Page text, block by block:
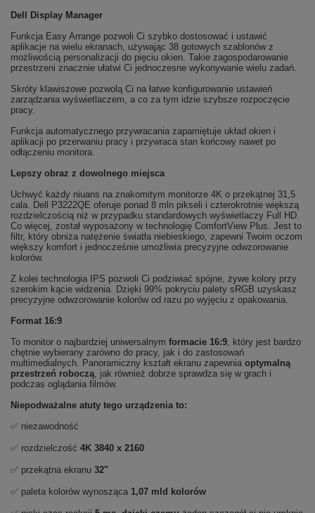
Dell Display Manager
Funkcja Easy Arrange pozwoli Ci szybko dostosować i ustawić
aplikacje na wielu ekranach, używając 38 gotowych szablonów z
możliwością personalizacji do pięciu okien. Takie zagospodarowanie
przestrzeni znacznie ułatwi Ci jednoczesne wykonywanie wielu zadań.
Skróty klawiszowe pozwolą Ci na łatwe konfigurowanie ustawień
zarządzania wyświetlaczem, a co za tym idzie szybsze rozpoczęcie
pracy.
Funkcja automatycznego przywracania zapamiętuje układ okien i
aplikacji po przerwaniu pracy i przywraca stan końcowy nawet po
odłączeniu monitora.
Lepszy obraz z dowolnego miejsca
Uchwyć każdy niuans na znakomitym monitorze 4K o przekątnej 31,5
cala. Dell P3222QE oferuje ponad 8 mln pikseli i czterokrotnie większą
rozdzielczością niż w przypadku standardowych wyświetlaczy Full HD.
Co więcej, został wyposażony w technologię ComfortView Plus. Jest to
filtr, który obniża natężenie światła niebieskiego, zapewni Twoim oczom
większy komfort i jednocześnie umożliwia precyzyjne odwzorowanie
kolorów.
Z kolei technologia IPS pozwoli Ci podziwiać spójne, żywe kolory przy
szerokim kącie widzenia. Dzięki 99% pokryciu palety sRGB uzyskasz
precyzyjne odwzorowanie kolorów od razu po wyjęciu z opakowania.
Format 16:9
To monitor o najbardziej uniwersalnym formacie 16:9, który jest bardzo
chętnie wybierany zarówno do pracy, jak i do zastosowań
multimedialnych. Panoramiczny kształt ekranu zapewnia optymalną
przestrzeń roboczą, jak również dobrze sprawdza się w grach i
podczas oglądania filmów.
Niepodważalne atuty tego urządzenia to:
✅ niezawodność
✅ rozdzielczość 4K 3840 x 2160
✅ przekątna ekranu 32"
✅ paleta kolorów wynosząca 1,07 mld kolorów